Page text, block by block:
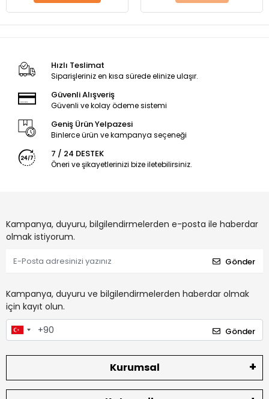
Hızlı Teslimat
Siparişleriniz en kısa sürede elinize ulaşır.
Güvenli Alışveriş
Güvenli ve kolay ödeme sistemi
Geniş Ürün Yelpazesi
Binlerce ürün ve kampanya seçeneği
7 / 24 DESTEK
Öneri ve şikayetlerinizi bize iletebilirsiniz.
Kampanya, duyuru, bilgilendirmelerden e-posta ile haberdar
olmak istiyorum.
Gönder
Kampanya, duyuru ve bilgilendirmelerden haberdar olmak
için kayıt olun.
Gönder
Kurumsal